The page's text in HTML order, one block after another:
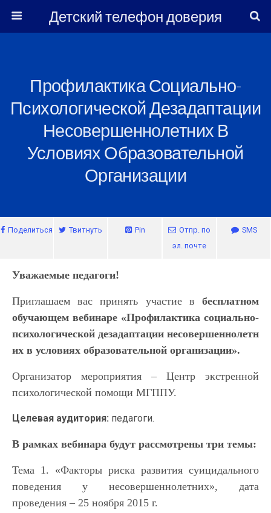
Детский телефон доверия
Профилактика Социально-
Психологической Дезадаптации
Несовершеннолетних В
Условиях Образовательной
Организации
Поделиться Твитнуть Pin
Отпр. по
эл. почте
SMS
Уважаемые педагоги!
Приглашаем вас принять участие в бесплатном
обучающем вебинаре «Профилактика социально-
психологической дезадаптации несовершеннолетн
их в условиях образовательной организации».
Организатор мероприятия – Центр экстренной
психологической помощи МГППУ.
Целевая аудитория: педагоги.
В рамках вебинара будут рассмотрены три темы:
Тема 1. «Факторы риска развития суицидального
поведения у несовершеннолетних», дата
проведения – 25 ноября 2015 г.